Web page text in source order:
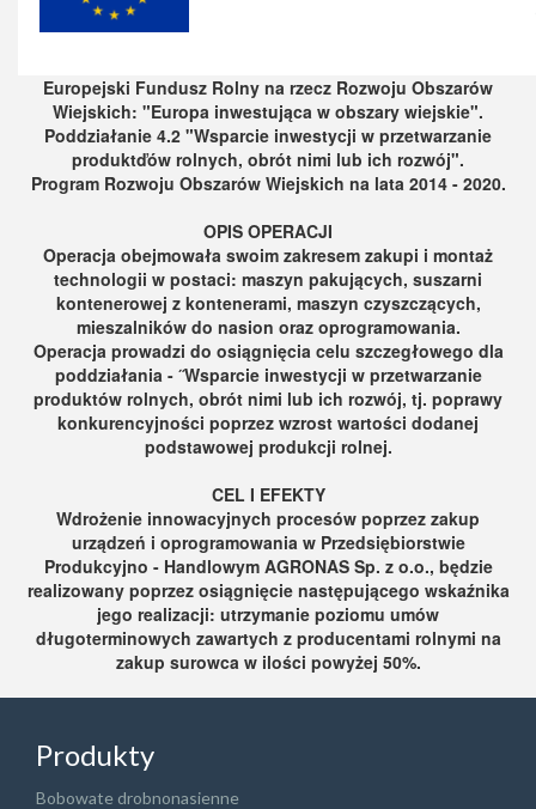
Europejski Fundusz Rolny na rzecz Rozwoju Obszarów
Wiejskich: "Europa inwestująca w obszary wiejskie".
Poddziałanie 4.2 "Wsparcie inwestycji w przetwarzanie
produktďów rolnych, obrót nimi lub ich rozwój".
Program Rozwoju Obszarów Wiejskich na lata 2014 - 2020.
OPIS OPERACJI
Operacja obejmowała swoim zakresem zakupi i montaż
technologii w postaci: maszyn pakujących, suszarni
kontenerowej z kontenerami, maszyn czyszczących,
mieszalników do nasion oraz oprogramowania.
Operacja prowadzi do osiągnięcia celu szczegłowego dla
poddziałania - ˝Wsparcie inwestycji w przetwarzanie
produktów rolnych, obrót nimi lub ich rozwój, tj. poprawy
konkurencyjności poprzez wzrost wartości dodanej
podstawowej produkcji rolnej.
CEL I EFEKTY
Wdrożenie innowacyjnych procesów poprzez zakup
urządzeń i oprogramowania w Przedsiębiorstwie
Produkcyjno - Handlowym AGRONAS Sp. z o.o., będzie
realizowany poprzez osiągnięcie następującego wskaźnika
jego realizacji: utrzymanie poziomu umów
długoterminowych zawartych z producentami rolnymi na
zakup surowca w ilości powyżej 50%.
Produkty
Bobowate drobnonasienne